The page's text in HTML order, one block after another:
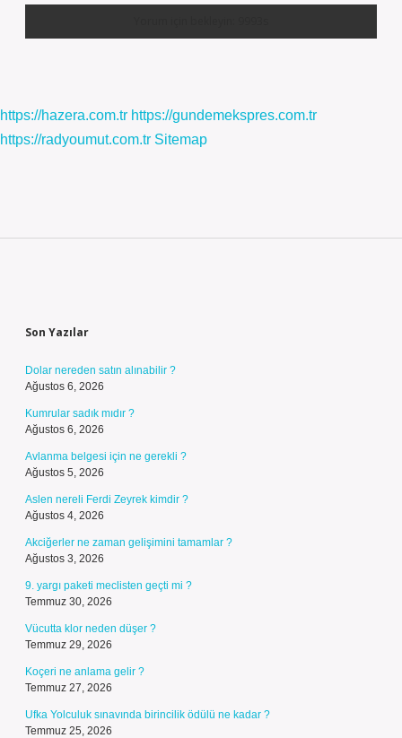
https://hazera.com.tr https://gundemekspres.com.tr
https://radyoumut.com.tr Sitemap
Son Yazılar
Dolar nereden satın alınabilir ?
Ağustos 6, 2026
Kumrular sadık mıdır ?
Ağustos 6, 2026
Avlanma belgesi için ne gerekli ?
Ağustos 5, 2026
Aslen nereli Ferdi Zeyrek kimdir ?
Ağustos 4, 2026
Akciğerler ne zaman gelişimini tamamlar ?
Ağustos 3, 2026
9. yargı paketi meclisten geçti mi ?
Temmuz 30, 2026
Vücutta klor neden düşer ?
Temmuz 29, 2026
Koçeri ne anlama gelir ?
Temmuz 27, 2026
Ufka Yolculuk sınavında birincilik ödülü ne kadar ?
Temmuz 25, 2026